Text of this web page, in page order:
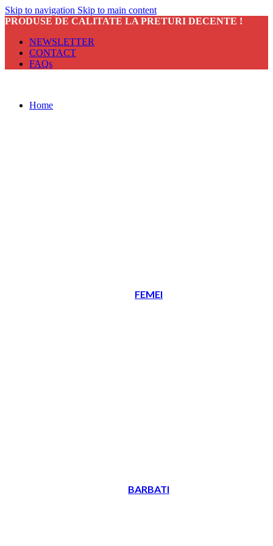
Skip to navigation Skip to main content
PRODUSE DE CALITATE LA PRETURI DECENTE !
NEWSLETTER
CONTACT
FAQs
Home
FEMEI
BARBATI